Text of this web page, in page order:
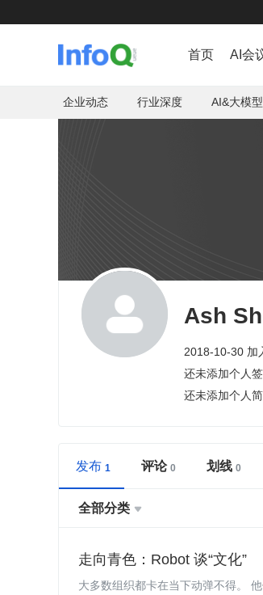
首页 AI会
企业动态 行业深度 AI&大模型
Ash
2018-10-30 加
还未添加个人
还未添加个人
发布 评论 划线
全部分类 
走向青色：Robot 谈“文化”
大多数组织都卡在当下动弹不得。